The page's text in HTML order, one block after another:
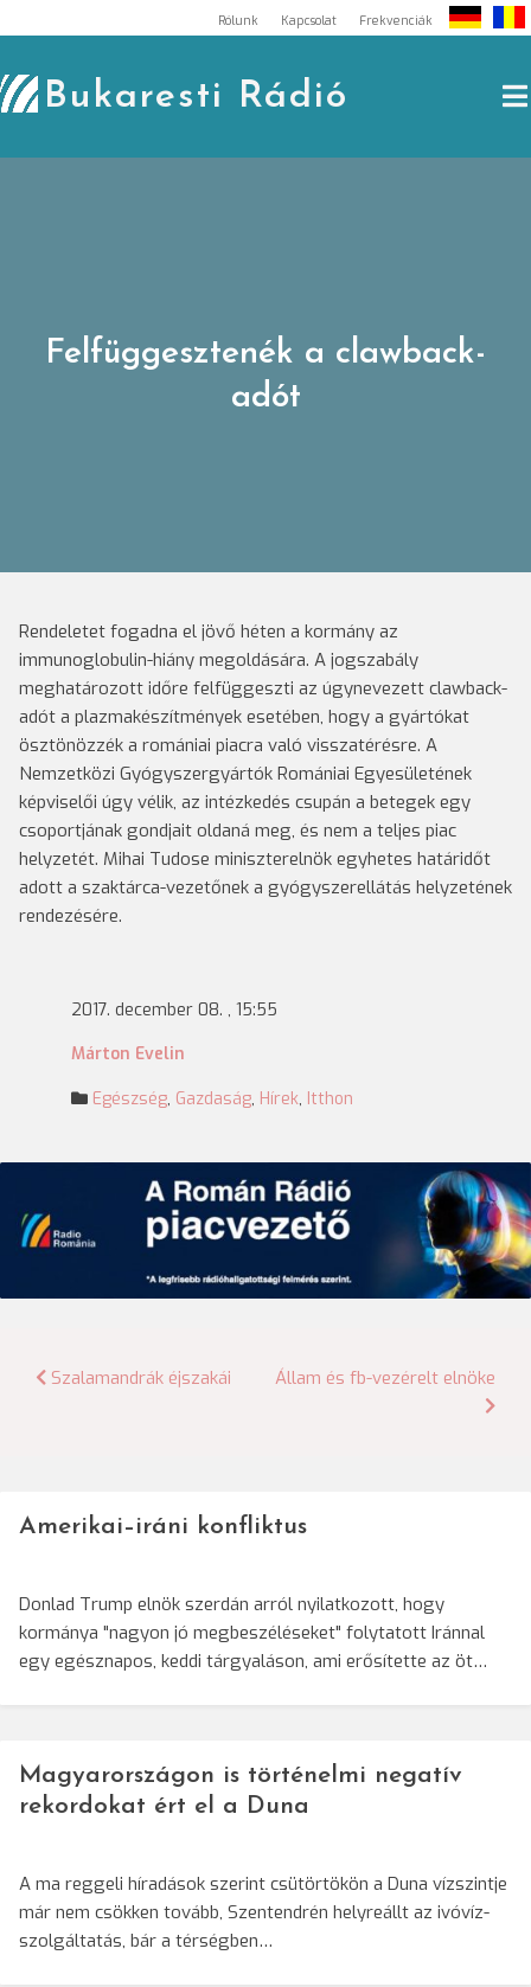
to
content
Rólunk Kapcsolat Frekvenciák
Bukaresti Rádió
Felfüggesztenék a clawback-
adót
Rendeletet fogadna el jövő héten a kormány az
immunoglobulin-hiány megoldására. A jogszabály
meghatározott időre felfüggeszti az úgynevezett clawback-
adót a plazmakészítmények esetében, hogy a gyártókat
ösztönözzék a romániai piacra való visszatérésre. A
Nemzetközi Gyógyszergyártók Romániai Egyesületének
képviselői úgy vélik, az intézkedés csupán a betegek egy
csoportjának gondjait oldaná meg, és nem a teljes piac
helyzetét. Mihai Tudose miniszterelnök egyhetes határidőt
adott a szaktárca-vezetőnek a gyógyszerellátás helyzetének
rendezésére.
2017. december 08. , 15:55
Márton Evelin
Egészség, Gazdaság, Hírek, Itthon
Bejegyzés
Szalamandrák éjszakái Állam és fb-vezérelt elnöke
Amerikai–iráni konfliktus
Donlad Trump elnök szerdán arról nyilatkozott, hogy
kormánya "nagyon jó megbeszéléseket" folytatott Iránnal
egy egésznapos, keddi tárgyaláson, ami erősítette az öt…
Magyarországon is történelmi negatív
rekordokat ért el a Duna
A ma reggeli híradások szerint csütörtökön a Duna vízszintje
már nem csökken tovább, Szentendrén helyreállt az ivóvíz-
szolgáltatás, bár a térségben…